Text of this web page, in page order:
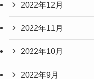
2022年12月
2022年11月
2022年10月
2022年9月